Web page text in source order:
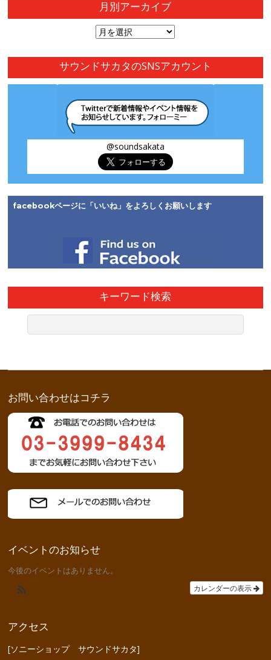
月別アーカイブ
月
ア
カ
イ
ブ
サウンドサカタのSNSアカウント
@soundsakata
facebookページに「いいね」をよろしくお願いします
キーワード検索
お問い合わせはコチラ
イベントのお知らせ
今後のイベントはありません。
カレンダーの表示
アクセス
[ソニーショップ サウンドサカタ]